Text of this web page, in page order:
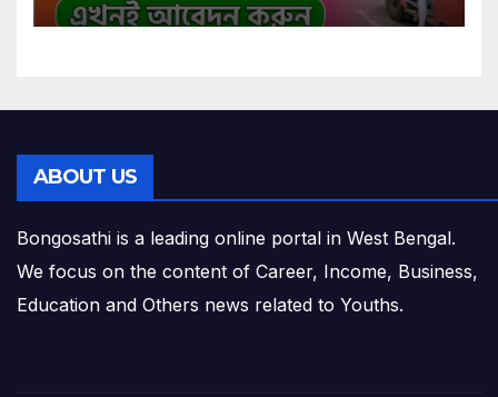
ABOUT US
Bongosathi is a leading online portal in West Bengal.
We focus on the content of Career, Income, Business,
Education and Others news related to Youths.